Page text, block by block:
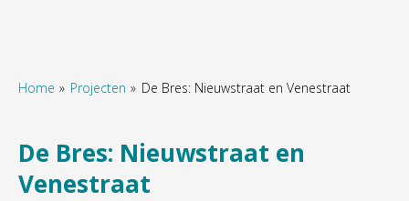
Naar hoofdnavigatiemenu
Home Projecten De Bres: Nieuwstraat en Venestraat
De Bres: Nieuwstraat en
Venestraat